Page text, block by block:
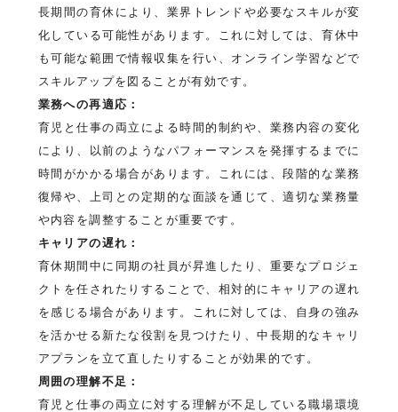
長期間の育休により、業界トレンドや必要なスキルが変
化している可能性があります。これに対しては、育休中
も可能な範囲で情報収集を行い、オンライン学習などで
スキルアップを図ることが有効です。
業務への再適応：
育児と仕事の両立による時間的制約や、業務内容の変化
により、以前のようなパフォーマンスを発揮するまでに
時間がかかる場合があります。これには、段階的な業務
復帰や、上司との定期的な面談を通じて、適切な業務量
や内容を調整することが重要です。
キャリアの遅れ：
育休期間中に同期の社員が昇進したり、重要なプロジェ
クトを任されたりすることで、相対的にキャリアの遅れ
を感じる場合があります。これに対しては、自身の強み
を活かせる新たな役割を見つけたり、中長期的なキャリ
アプランを立て直したりすることが効果的です。
周囲の理解不足：
育児と仕事の両立に対する理解が不足している職場環境